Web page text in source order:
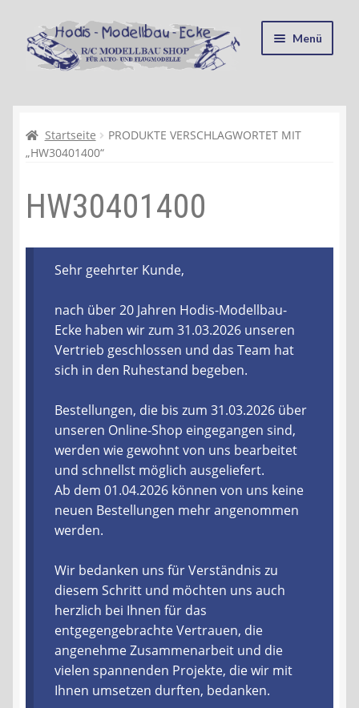
Zur
Navigation
springen
Zum
Inhalt
springen
Menü
Kasse
Recycling, Entsorgung und Umwelt
Shop
Warenkorb
Ablauf einer Bestellung
Zahlungsarten
Lieferzeit & Verfügbarkeit
Gutschein
Batterien- und Akku Verordnung
Elektro- und Elektronikgeräte Verordnung
Öle- und Schmierstoff Verordnung
Vereine & Foren
Startseite
PRODUKTE VERSCHLAGWORTET MIT
„HW30401400“
HW30401400
Sehr geehrter Kunde,
nach über 20 Jahren Hodis-Modellbau-
Ecke haben wir zum 31.03.2026 unseren
Vertrieb geschlossen und das Team hat
sich in den Ruhestand begeben.
Bestellungen, die bis zum 31.03.2026 über
unseren Online-Shop eingegangen sind,
werden wie gewohnt von uns bearbeitet
und schnellst möglich ausgeliefert.
Ab dem 01.04.2026 können von uns keine
neuen Bestellungen mehr angenommen
werden.
Wir bedanken uns für Verständnis zu
diesem Schritt und möchten uns auch
herzlich bei Ihnen für das
entgegengebrachte Vertrauen, die
angenehme Zusammenarbeit und die
vielen spannenden Projekte, die wir mit
Ihnen umsetzen durften, bedanken.